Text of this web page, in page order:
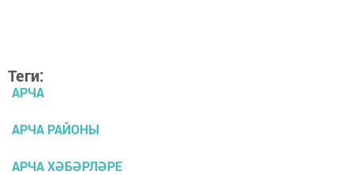
Теги:
АРЧА
АРЧА РАЙОНЫ
АРЧА ХӘБӘРЛӘРЕ